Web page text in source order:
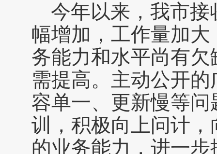
今年以来，我市
幅增加，工作量加
务能力和水平尚有
需提高。主动公开
容单一、更新慢等
训，积极向上问计
的业务能力，进一